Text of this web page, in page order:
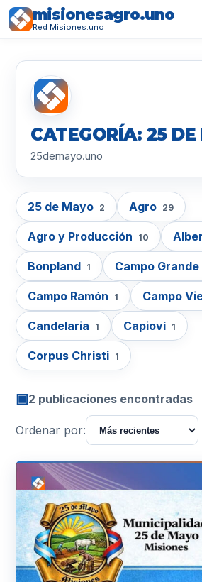
misionesagro.uno
Red Misiones.uno
CATEGORÍA: 25 DE
25demayo.uno
25 de Mayo 2 Agro 29
Agro y Producción 10
Bonpland 1 Campo Grande
Campo Ramón 1 Campo
Candelaria 1 Capioví 1
Corpus Christi 1
▣2 publicaciones encontradas
Ordenar por: